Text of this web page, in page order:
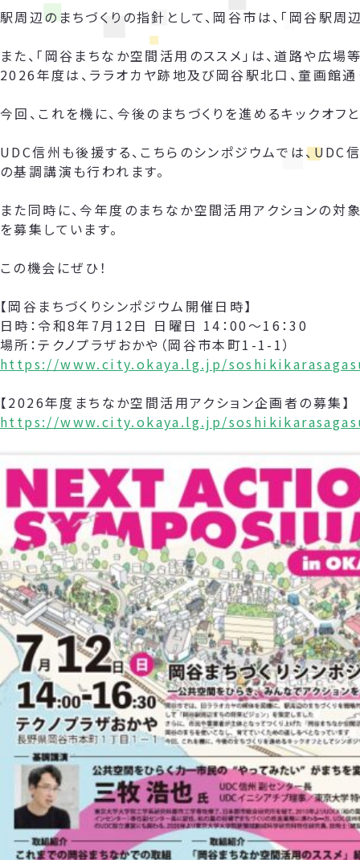
駅周辺のまちづくりの指針として、岡谷市は、「岡谷駅周
また、「岡谷まちなか空間活用のススメ」は、道路や広
2026年度は、ララオカヤ跡地及び岡谷駅北口、童画館通
今回、これを機に、今後のまちづくりを進めるキックオフ
UDC信州も後援する、こちらのシンポジウムでは、
の基調講演も行われます。
また同時に、今年度のまちなか空間活用アクションの対
を募集しています。
この機会にぜひ！
【岡谷まちづくりシンポジウム開催日時】
日時：令和8年7月12日 日曜日 14：00～16：30
場所：テクノプラザおかや（岡谷市本町1-1-1）
https://www.city.okaya.lg.jp/
【2026年度まちなか空間活用アクション企画者の募集】
https://www.city.okaya.lg.jp/